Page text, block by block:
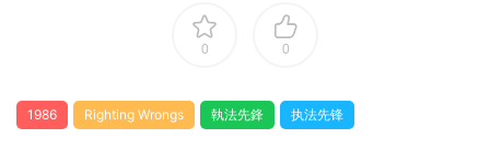
0 0
1986 Righting Wrongs 執法先鋒 执法先锋